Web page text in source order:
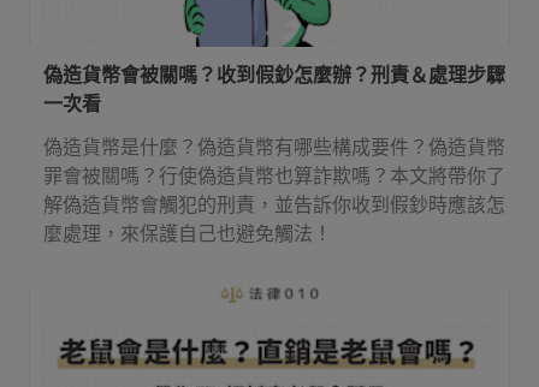
偽造貨幣會被關嗎？收到假鈔怎麼辦？刑責＆處理步驟
一次看
偽造貨幣是什麼？偽造貨幣有哪些構成要件？偽造貨幣
罪會被關嗎？行使偽造貨幣也算詐欺嗎？本文將帶你了
解偽造貨幣會觸犯的刑責，並告訴你收到假鈔時應該怎
麼處理，來保護自己也避免觸法！